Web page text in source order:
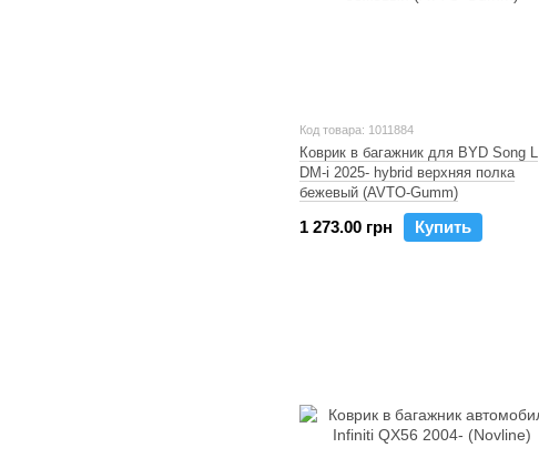
Код товара: 1011884
Коврик в багажник для BYD Song L
DM-i 2025- hybrid верхняя полка
бежевый (AVTO-Gumm)
1 273.00 грн Купить